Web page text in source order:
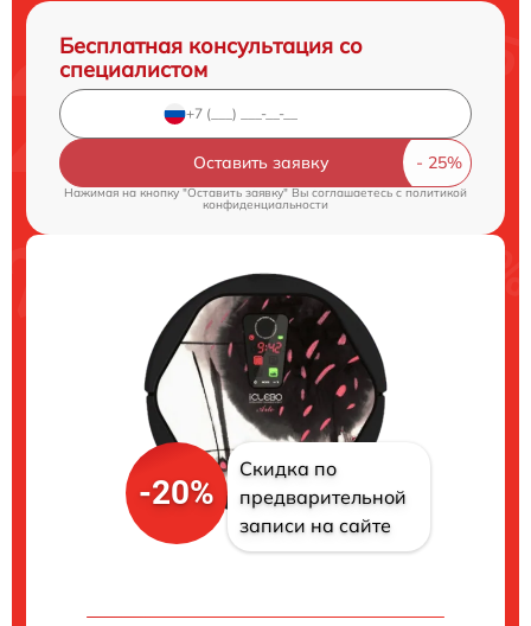
Бесплатная консультация со
специалистом
Оставить заявку
Нажимая на кнопку "Оставить заявку" Вы соглашаетесь cполитикой
конфиденциальности
-20%
Скидка по
предварительной
записи на сайте